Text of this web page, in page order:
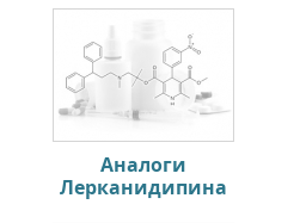
Аналоги
Лерканидипина